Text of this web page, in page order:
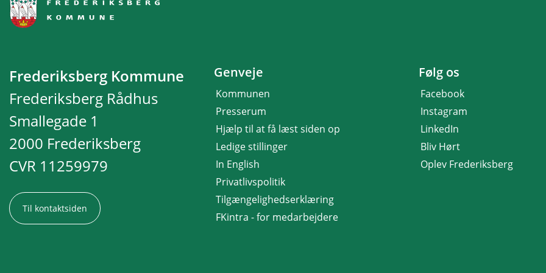
Frederiksberg Kommune
Frederiksberg Rådhus
Smallegade 1
2000 Frederiksberg
CVR 11259979
Til kontaktsiden
Genveje
Kommunen
Presserum
Hjælp til at få læst siden op
Ledige stillinger
In English
Privatlivspolitik
Tilgængelighedserklæring
FKintra - for medarbejdere
Følg os
Facebook
Instagram
LinkedIn
Bliv Hørt
Oplev Frederiksberg